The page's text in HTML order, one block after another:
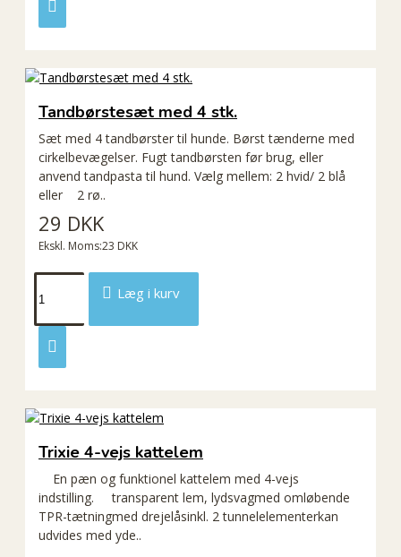
Tandbørstesæt med 4 stk.
Sæt med 4 tandbørster til hunde. Børst tænderne med
cirkelbevægelser. Fugt tandbørsten før brug, eller
anvend tandpasta til hund. Vælg mellem: 2 hvid/ 2 blå
eller 2 rø..
29 DKK
Ekskl. Moms:23 DKK
Læg i kurv
Trixie 4-vejs kattelem
En pæn og funktionel kattelem med 4-vejs
indstilling. transparent lem, lydsvagmed omløbende
TPR-tætningmed drejelåsinkl. 2 tunnelelementerkan
udvides med yde..